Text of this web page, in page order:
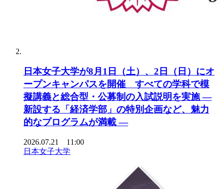
日本女子大学が8月1日（土）、2日（日）にオ
ープンキャンパスを開催 すべての学科で模
擬講義と総合型・公募制の入試説明を実施 ―
新設する「経済学部」の特別企画など、魅力
的なプログラムが満載 ―
2026.07.21 11:00
日本女子大学